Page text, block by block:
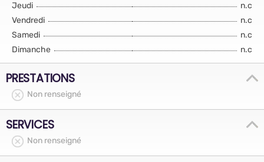
Jeudi
n.c
Vendredi
n.c
Samedi
n.c
Dimanche
n.c
PRESTATIONS
Non renseigné
SERVICES
Non renseigné